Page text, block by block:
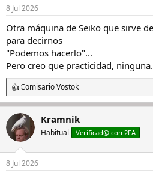
8 Jul 2026
Otra máquina de Seiko que sirve
para decirnos
"Podemos hacerlo"...
Pero creo que practicidad,
R
e
c
c
i
n
e
Comisario Vostok
Kramnik
Habitual Verificad@ con 2FA
8 Jul 2026